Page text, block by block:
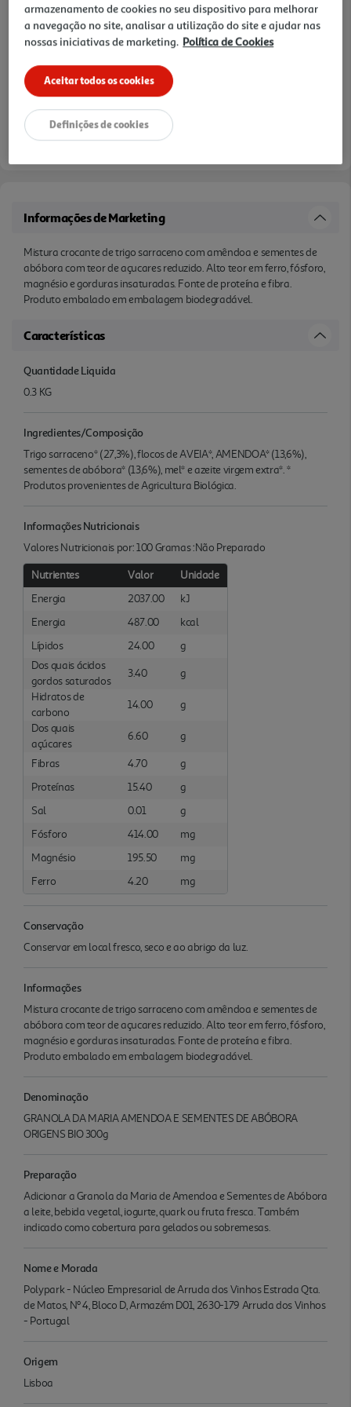
Informações de Marketing
Mistura crocante de trigo sarraceno com amêndoa e sementes de
abóbora com teor de açucares reduzido. Alto teor em ferro, fósforo,
magnésio e gorduras insaturadas. Fonte de proteína e fibra.
Produto embalado em embalagem biodegradável.
Características
Quantidade Liquida
0.3 KG
Ingredientes/Composição
Trigo sarraceno* (27,3%), flocos de AVEIA*, AMENDOA* (13,6%),
sementes de abóbora* (13,6%), mel* e azeite virgem extra*. *
Produtos provenientes de Agricultura Biológica.
Informações Nutricionais
Valores Nutricionais por: 100 Gramas :Não Preparado
Nutrientes Valor
Unidade
Energia
2037.00
kJ
Energia
487.00
kcal
Lípidos
24.00
g
Dos quais ácidos
gordos saturados
3.40
g
Hidratos de
carbono
14.00
g
Dos quais
açúcares
6.60 g
Fibras 4.70
g
Proteínas
15.40
g
Sal
0.01
g
Fósforo
414.00
mg
Magnésio
195.50
mg
Ferro
4.20 mg
Conservação
Conservar em local fresco, seco e ao abrigo da luz.
Informações
Mistura crocante de trigo sarraceno com amêndoa e sementes de
abóbora com teor de açucares reduzido. Alto teor em ferro, fósforo,
magnésio e gorduras insaturadas. Fonte de proteína e fibra.
Produto embalado em embalagem biodegradável.
Denominação
GRANOLA DA MARIA AMENDOA E SEMENTES DE ABÓBORA
ORIGENS BIO 300g
Preparação
Adicionar a Granola da Maria de Amendoa e Sementes de Abóbora
a leite, bebida vegetal, iogurte, quark ou fruta fresca. Também
indicado como cobertura para gelados ou sobremesas.
Nome e Morada
Polypark - Núcleo Empresarial de Arruda dos Vinhos Estrada Qta.
de Matos, Nº 4, Bloco D, Armazém D01, 2630-179 Arruda dos Vinhos
- Portugal
Origem
Lisboa
armazenamento de cookies no seu dispositivo para melhorar
a navegação no site, analisar a utilização do site e ajudar nas
nossas iniciativas de marketing. Política de Cookies
Aceitar todos os cookies
Definições de cookies